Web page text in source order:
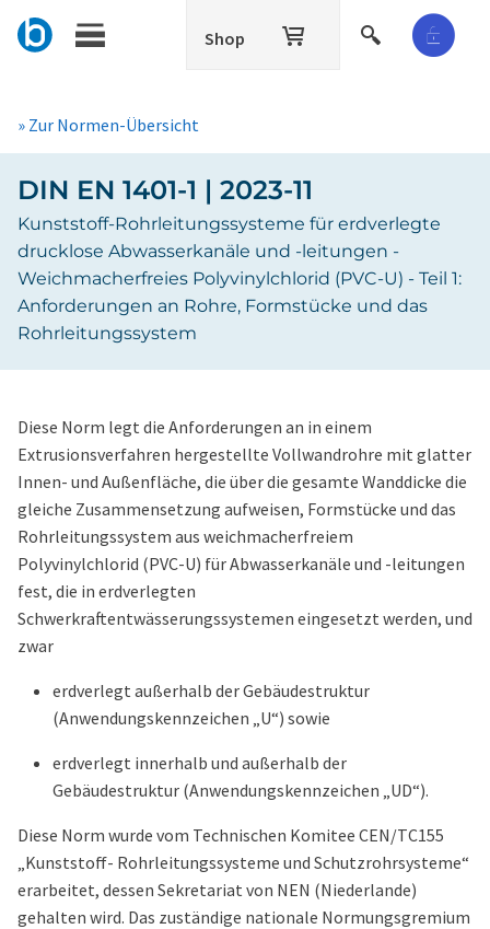
Shop
» Zur Normen-Übersicht
DIN EN 1401-1 | 2023-11
Kunststoff-Rohrleitungssysteme für erdverlegte
drucklose Abwasserkanäle und -leitungen -
Weichmacherfreies Polyvinylchlorid (PVC-U) - Teil 1:
Anforderungen an Rohre, Formstücke und das
Rohrleitungssystem
Diese Norm legt die Anforderungen an in einem
Extrusionsverfahren hergestellte Vollwandrohre mit glatter
Innen- und Außenfläche, die über die gesamte Wanddicke die
gleiche Zusammensetzung aufweisen, Formstücke und das
Rohrleitungssystem aus weichmacherfreiem
Polyvinylchlorid (PVC-U) für Abwasserkanäle und -leitungen
fest, die in erdverlegten
Schwerkraftentwässerungssystemen eingesetzt werden, und
zwar
erdverlegt außerhalb der Gebäudestruktur
(Anwendungskennzeichen „U“) sowie
erdverlegt innerhalb und außerhalb der
Gebäudestruktur (Anwendungskennzeichen „UD“).
Diese Norm wurde vom Technischen Komitee CEN/TC155
„Kunststoff- Rohrleitungssysteme und Schutzrohrsysteme“
erarbeitet, dessen Sekretariat von NEN (Niederlande)
gehalten wird. Das zuständige nationale Normungsgremium